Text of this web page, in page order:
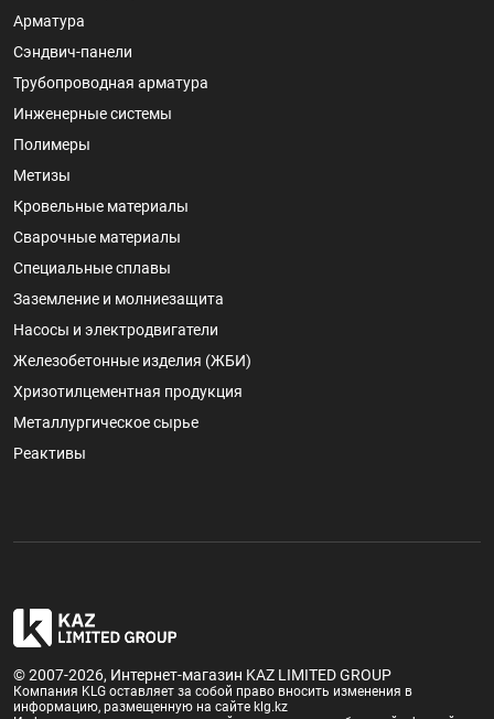
Арматура
Сэндвич-панели
Трубопроводная арматура
Инженерные системы
Полимеры
Метизы
Кровельные материалы
Сварочные материалы
Специальные сплавы
Заземление и молниезащита
Насосы и электродвигатели
Железобетонные изделия (ЖБИ)
Хризотилцементная продукция
Металлургическое сырье
Реактивы
© 2007-2026, Интернет-магазин KAZ LIMITED GROUP
Компания KLG оставляет за собой право вносить изменения в
информацию, размещенную на сайте klg.kz